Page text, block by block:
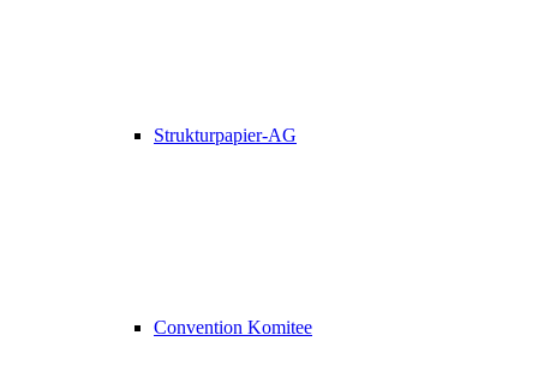
Strukturpapier-AG
Convention Komitee